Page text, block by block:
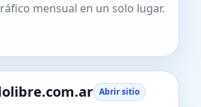
mensual en un solo lugar.
Abrir sitio